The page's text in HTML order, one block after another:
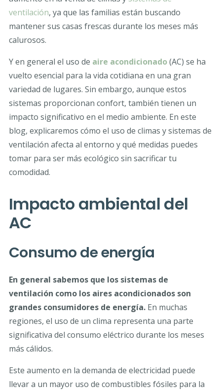
ventilación, ya que las familias están buscando
mantener sus casas frescas durante los meses más
calurosos.
Y en general el uso de aire acondicionado(AC) se ha
vuelto esencial para la vida cotidiana en una gran
variedad de lugares. Sin embargo, aunque estos
sistemas proporcionan confort, también tienen un
impacto significativo en el medio ambiente. En este
blog, explicaremos cómo el uso de climas y sistemas de
ventilación afecta al entorno y qué medidas puedes
tomar para ser más ecológico sin sacrificar tu
comodidad.
Impacto ambiental del
AC
Consumo de energía
En general sabemos que los sistemas de
ventilación como los aires acondicionados son
grandes consumidores de energía.En muchas
regiones, el uso de un clima representa una parte
significativa del consumo eléctrico durante los meses
más cálidos.
Este aumento en la demanda de electricidad puede
llevar a un mayor uso de combustibles fósiles para la